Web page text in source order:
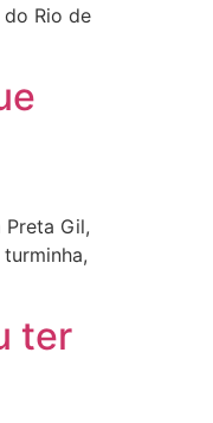
Rio de
Gil,
ter